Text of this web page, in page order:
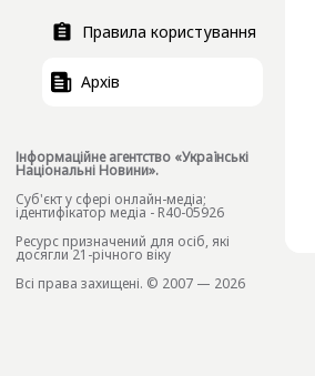
Правила користування
Архів
Інформаційне агентство «Українські
Національні Новини».
Cуб'єкт у сфері онлайн-медіа;
ідентифікатор медіа - R40-05926
Ресурс призначений для осіб, які
досягли 21-річного віку
Всі права захищені. © 2007 — 2026